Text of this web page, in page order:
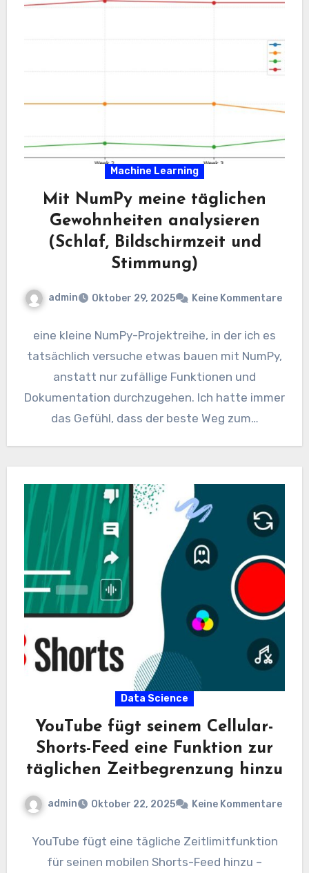
Machine Learning
Mit NumPy meine täglichen
Gewohnheiten analysieren
(Schlaf, Bildschirmzeit und
Stimmung)
admin Oktober 29, 2025 Keine Kommentare
eine kleine NumPy-Projektreihe, in der ich es
tatsächlich versuche etwas bauen mit NumPy,
anstatt nur zufällige Funktionen und
Dokumentation durchzugehen. Ich hatte immer
das Gefühl, dass der beste Weg zum…
Data Science
YouTube fügt seinem Cellular-
Shorts-Feed eine Funktion zur
täglichen Zeitbegrenzung hinzu
admin Oktober 22, 2025 Keine Kommentare
YouTube fügt eine tägliche Zeitlimitfunktion
für seinen mobilen Shorts-Feed hinzu –